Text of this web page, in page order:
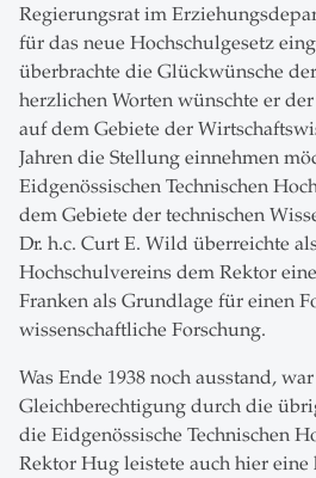
Regierungsrat im
für das neue Hochschulgesetz
überbrachte die Glückwünsche
herzlichen Worten wünschte er
auf dem Gebiete der
Jahren die Stellung einnehmen
Eidgenössischen Technischen
dem Gebiete der technischen
Dr. h.c. Curt E. Wild überreichte
Hochschulvereins dem Rektor
Franken als Grundlage für einen
wissenschaftliche Forschung.
Was Ende 1938 noch ausstand,
Gleichberechtigung durch die
die Eidgenössische Technischen
Rektor Hug leistete auch hier